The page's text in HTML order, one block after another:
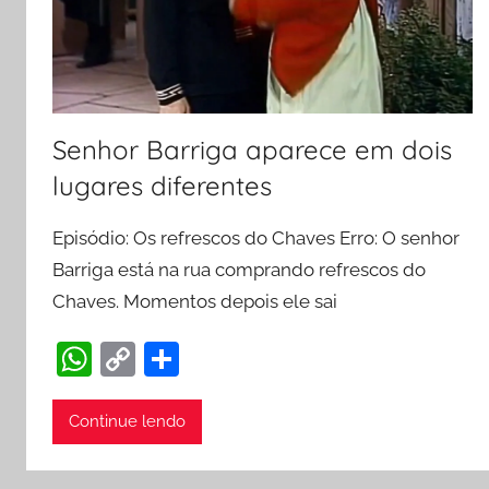
Senhor Barriga aparece em dois
lugares diferentes
Episódio: Os refrescos do Chaves Erro: O senhor
Barriga está na rua comprando refrescos do
Chaves. Momentos depois ele sai
W
h
at
s
C
o
p
y
h
ar
e
Continue lendo